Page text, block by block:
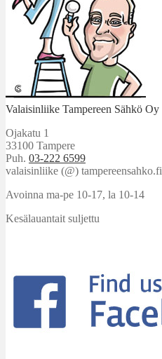
Valaisinliike Tampereen Sähkö Oy
Ojakatu 1
33100 Tampere
Puh. 03-222 6599
valaisinliike (@) tampereensahko.fi
Avoinna ma-pe 10-17, la 10-14
Kesälauantait suljettu